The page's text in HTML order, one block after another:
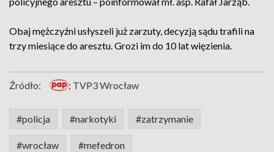
Obaj mężczyźni usłyszeli już zarzuty, decyzją sądu trafili na
trzy miesiące do aresztu. Grozi im do 10 lat więzienia.
Źródło: ; TVP3 Wrocław
#policja #narkotyki #zatrzymanie
#wrocław #mefedron